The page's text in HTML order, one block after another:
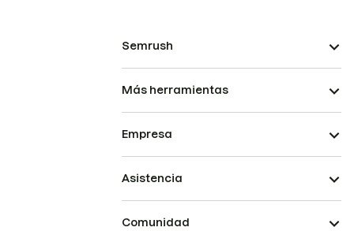
Semrush
Más herramientas
Empresa
Asistencia
Comunidad